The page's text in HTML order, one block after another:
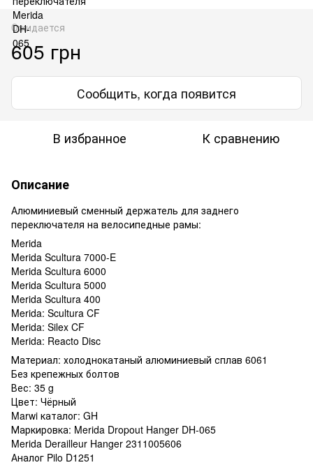
Ожидается
605 грн
Сообщить, когда появится
В избранное К сравнению
Описание
Алюминиевый сменный держатель для заднего
переключателя на велосипедные рамы:
Merida
Merida Scultura 7000-E
Merida Scultura 6000
Merida Scultura 5000
Merida Scultura 400
Merida: Scultura CF
Merida: Silex CF
Merida: Reacto Disc
Материал: холоднокатаный алюминиевый сплав 6061
Без крепежных болтов
Вес: 35 g
Цвет: Чёрный
Marwi каталог: GH
Маркировка: Merida Dropout Hanger DH-065
Merida Derailleur Hanger 2311005606
Аналог Pilo D1251